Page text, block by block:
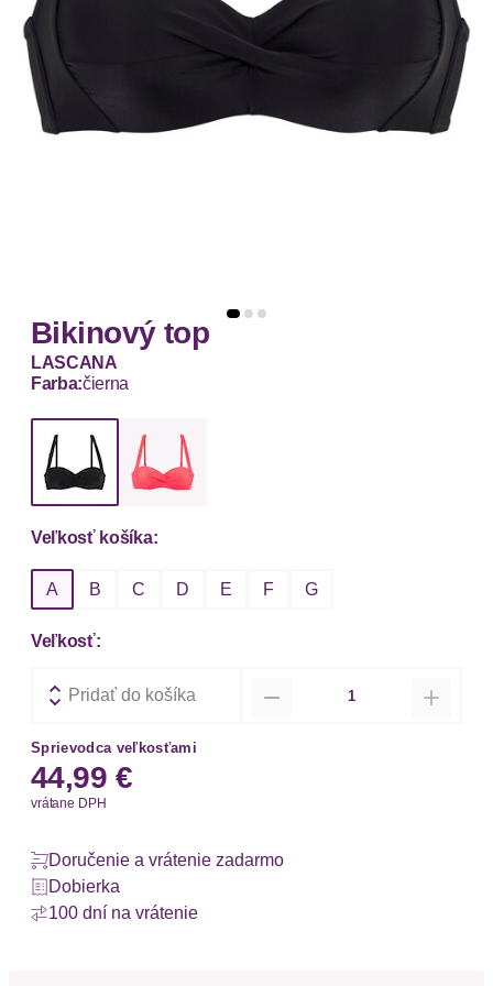
Bikinový top
LASCANA
Farba:čierna
Veľkosť košíka:
A B C D E F G
Veľkosť:
Pridať do košíka
Sprievodca veľkosťami
44,99 €
vrátane DPH
Doručenie a vrátenie zadarmo
Dobierka
100 dní na vrátenie